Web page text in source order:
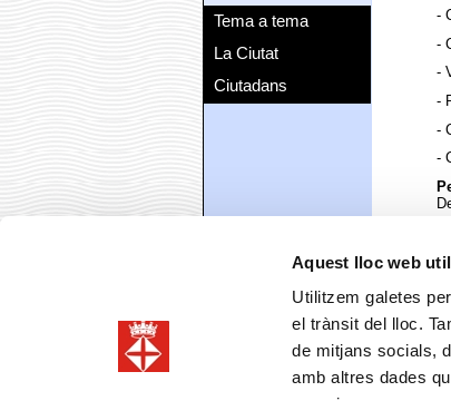
Aquest lloc web
Utilitzem galetes
el trànsit del lloc.
de mitjans socials,
amb altres dades
Tema a tema
La Ciutat
Ciutadans
-
-
-
-
-
-